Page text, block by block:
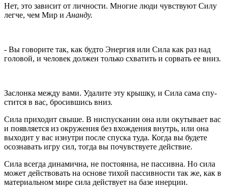
Нет, это зависит от личности. Многие люди чувствуют Силу
легче, чем Мир и Ананду.
- Вы говорите так, как будто Энергия или Сила как раз над
головой, и человек должен только схватить и со­рвать ее вниз.
Заслонка между вами. Удалите эту крышку, и Сила сама спу­
стится в вас, бросившись вниз.
Сила приходит свыше. В ниспускании она или окутывает вас
и появляется из окружения без вхождения внутрь, или она
выходит у вас изнутри после спуска туда. Когда вы будете
осознавать игру сил, тогда вы почувствуете действие.
Сила всегда динамична, не постоянна, не пассивна. Но сила
может действовать на основе тихой пассивности так же, как в
матери­альном мире сила действует на базе инерции.